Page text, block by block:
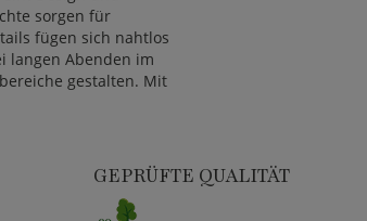
sorgen für
fügen sich nahtlos
langen Abenden im
gestalten. Mit
GEPRÜFTE QUALITÄT